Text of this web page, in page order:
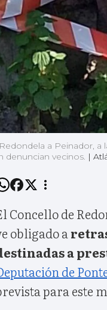
a Peinador,
denuncian vecinos. |
Concello de
obligado a
a
de
para este